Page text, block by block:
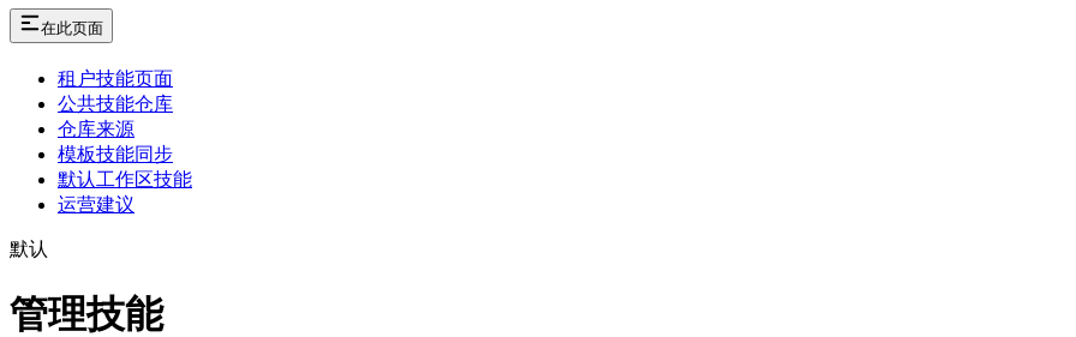
在此页面
租户技能页面
公共技能仓库
仓库来源
模板技能同步
默认工作区技能
运营建议
默认
管理技能